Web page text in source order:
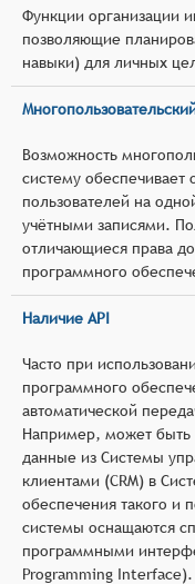
Функции организации
позволяющие
навыки) для личных
Возможность
систему обеспечивает
пользователей на
учётными записями.
отличающиеся права
программного
Наличие API
Часто при
программного
автоматической
Например, может быть
данные из Системы
клиентами (CRM) в
обеспечения такого
системы оснащаются
программными
Programming